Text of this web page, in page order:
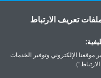
تعريف الارتباط
الإلكتروني وتوفير الخدمات